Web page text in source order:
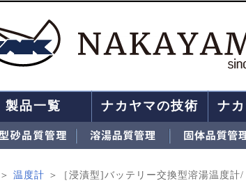
製品一覧 ナカヤマの技術 ナ
＞ 温度計 ＞［浸漬型]バッテリー交換型溶湯温度計